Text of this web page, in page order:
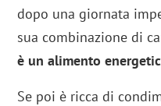
dopo una giornata
sua combinazione di
è un alimento
Se poi è ricca di